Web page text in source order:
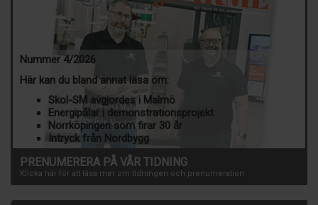
Nummer 4/2026
Här kan du bland annat läsa om:
Skol-SM avgjordes i Malmö
Energipålar i demonstrationsprojekt
Norrköpingen som firar 30 år
Intryck från Nordbygg
PRENUMERERA PÅ VÅR TIDNING
Klicka här för att läsa mer om tidningen och prenumeration